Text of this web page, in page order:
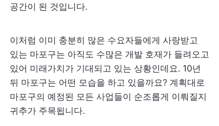
공간이 된 것입니다.
이처럼 이미 충분히 많은 수요자들에게 사랑받고
있는 마포구는 아직도 수많은 개발 호재가 들려오고
있어 미래가치가 기대되고 있는 상황인데요. 10년
뒤 마포구는 어떤 모습을 하고 있을까요? 계획대로
마포구의 예정된 모든 사업들이 순조롭게 이뤄질지
귀추가 주목됩니다.